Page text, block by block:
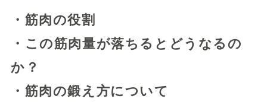
・筋肉の役割
・この筋肉量が落ちるとどうなるの
か？
・筋肉の鍛え方について